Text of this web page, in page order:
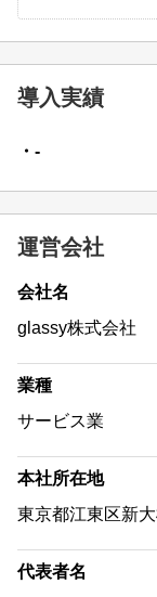
導入実績
・-
運営会社
会社名
glassy株式会社
業種
サービス業
本社所在地
東京都江東区新
代表者名